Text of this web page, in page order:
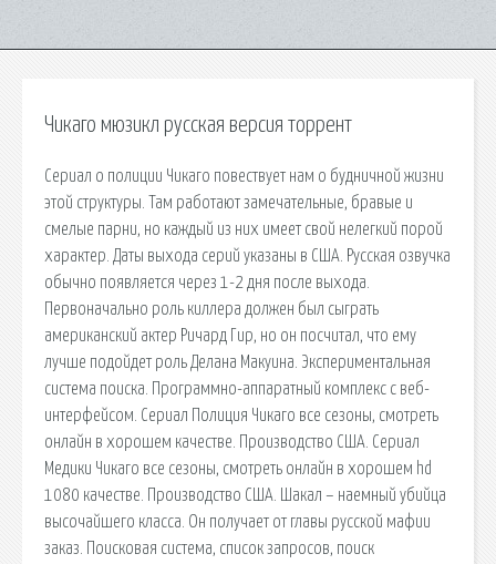
Чикаго мюзикл русская версия торрент
Сериал о полиции Чикаго повествует нам о будничной жизни
этой структуры. Там работают замечательные, бравые и
смелые парни, но каждый из них имеет свой нелегкий порой
характер. Даты выхода серий указаны в США. Русская озвучка
обычно появляется через 1-2 дня после выхода.
Первоначально роль киллера должен был сыграть
американский актер Ричард Гир, но он посчитал, что ему
лучше подойдет роль Делана Макуина. Экспериментальная
система поиска. Программно-аппаратный комплекс с веб-
интерфейсом. Сериал Полиция Чикаго все сезоны, смотреть
онлайн в хорошем качестве. Производство США. Сериал
Медики Чикаго все сезоны, смотреть онлайн в хорошем hd
1080 качестве. Производство США. Шакал – наемный убийца
высочайшего класса. Он получает от главы русской мафии
заказ. Поисковая сиcтема, список запросов, поиск